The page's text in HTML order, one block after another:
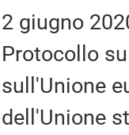
2 giugno
Protocollo
sull'Unione
dell'Unione